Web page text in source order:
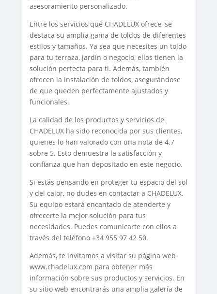
asesoramiento personalizado.
Entre los servicios que CHADELUX ofrece, se
destaca su amplia gama de toldos de diferentes
estilos y tamaños. Ya sea que necesites un toldo
para tu terraza, jardín o negocio, ellos tienen la
solución perfecta para ti. Además, también
ofrecen la instalación de toldos, asegurándose
de que queden perfectamente ajustados y
funcionales.
La calidad de los productos y servicios de
CHADELUX ha sido reconocida por sus clientes,
quienes lo han valorado con una nota de 4.7
sobre 5. Esto demuestra la satisfacción y
confianza que han depositado en este negocio.
Si estás pensando en proteger tu espacio del sol
y del calor, no dudes en contactar a CHADELUX.
Su equipo estará encantado de atenderte y
ofrecerte la mejor solución para tus
necesidades. Puedes comunicarte con ellos a
través del teléfono +34 955 97 42 50.
Además, te invitamos a visitar su página web
www.chadelux.com para obtener más
información sobre sus productos y servicios. En
su sitio web encontrarás una amplia galería de